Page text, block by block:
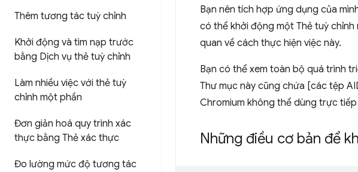
Thêm tương tác tuỳ chỉnh
Khởi động và tìm nạp trước
bằng Dịch vụ thẻ tuỳ chỉnh
Làm nhiều việc với thẻ tuỳ
chỉnh một phần
Đơn giản hoá quy trình xác
thực bằng Thẻ xác thực
Đo lường mức độ tương tác
Bạn nên tích hợp ứng dụng của
có thể khởi động một Thẻ tuỳ
quan về cách thực hiện việc này.
Bạn có thể xem toàn bộ quá trình
Thư mục này cũng chứa [các tệp
Chromium không thể dùng trực
Những điều cơ bản để